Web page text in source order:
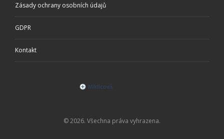
Zásady ochrany osobních údajů
GDPR
Kontakt
© 2026. Všechna práva vyhrazena.